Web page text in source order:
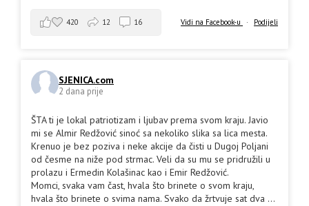
Vidi na Facebook-u · Podijeli
420 12 16
SJENICA.com
2 dana prije
ŠTA ti je lokal patriotizam i ljubav prema svom kraju. Javio
mi se Almir Redžović sinoć sa nekoliko slika sa lica mesta.
Krenuo je bez poziva i neke akcije da čisti u Dugoj Poljani
od česme na niže pod strmac. Veli da su mu se pridružili u
prolazu i Ermedin Kolašinac kao i Emir Redžović.
Momci, svaka vam čast, hvala što brinete o svom kraju,
hvala što brinete o svima nama. Svako da žrtvuje sat dva ...